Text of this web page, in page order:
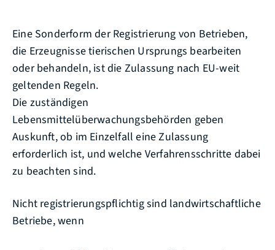
Eine Sonderform der Registrierung von Betrieben,
die Erzeugnisse tierischen Ursprungs bearbeiten
oder behandeln, ist die Zulassung nach EU-weit
geltenden Regeln.
Die zuständigen
Lebensmittelüberwachungsbehörden geben
Auskunft, ob im Einzelfall eine Zulassung
erforderlich ist, und welche Verfahrensschritte dabei
zu beachten sind.
Nicht registrierungspflichtig sind landwirtschaftliche
Betriebe, wenn